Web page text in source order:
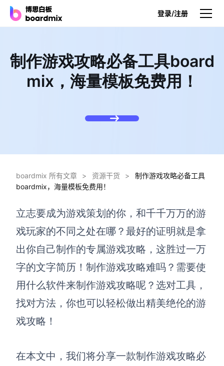
登录/注册
产品
博思白板
博思白板离线版
博思设计
一体化产品设计工具
博思AIPPT
AI生成PPT，支持在线编辑
资源与下载
向团队介绍
制作游戏攻略必备工具board
mix，海量模板免费用！
boardmix 所有文章 > 资源干货 >
制作游戏攻略必备工具
boardmix，海量模板免费用！
立志要成为游戏策划 的你，和千千万万的游
戏玩家的不同之处在哪？最好的证明就是拿
出你自己制作的专属游戏攻略，这胜过一万
字的文字简历！制作游戏攻略难吗？需要使
用什么软件来制作游戏攻略呢？选对工具，
找对方法，你也可以轻松做出精美绝伦的游
戏攻略！
在本文中，我们将分享一款制作游戏攻略必